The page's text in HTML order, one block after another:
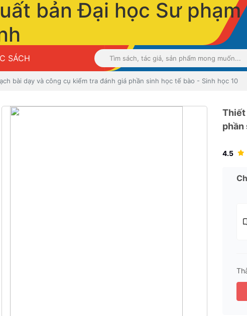
SÁCH
bài dạy và công cụ kiểm tra đánh giá phần sinh học tế bào - Sinh học 10
Thiết
phần
4.5